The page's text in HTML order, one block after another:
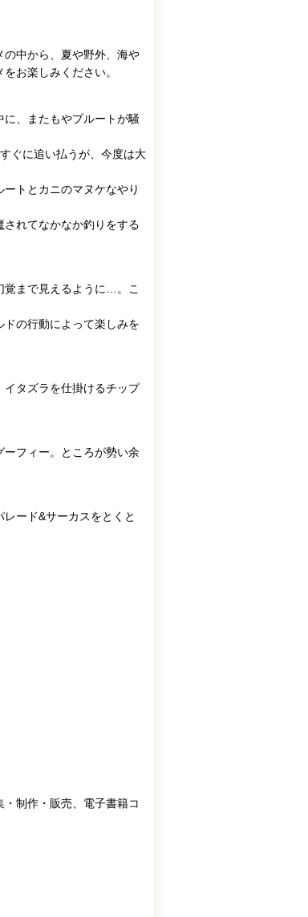
の中から、夏や野外、海や
お楽しみください。
、またもやプルートが騒
ぐに追い払うが、今度は大
トとカニのマヌケなやり
れてなかなか釣りをする
まで見えるように…。こ
の行動によって楽しみを
タズラを仕掛けるチップ
フィー。ところが勢い余
ード&サーカスをとくと
制作・販売、電子書籍コ